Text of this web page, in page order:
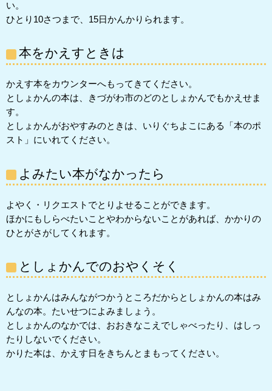
い。
ひとり10さつまで、15日かんかりられます。
本をかえすときは
かえす本をカウンターへもってきてください。
としょかんの本は、きづがわ市のどのとしょかんでもかえせま
す。
としょかんがおやすみのときは、いりぐちよこにある「本のポ
スト」にいれてください。
よみたい本がなかったら
よやく・リクエストでとりよせることができます。
ほかにもしらべたいことやわからないことがあれば、かかりの
ひとがさがしてくれます。
としょかんでのおやくそく
としょかんはみんながつかうところだからとしょかんの本はみ
んなの本。たいせつによみましょう。
としょかんのなかでは、おおきなこえでしゃべったり、はしっ
たりしないでください。
かりた本は、かえす日をきちんとまもってください。